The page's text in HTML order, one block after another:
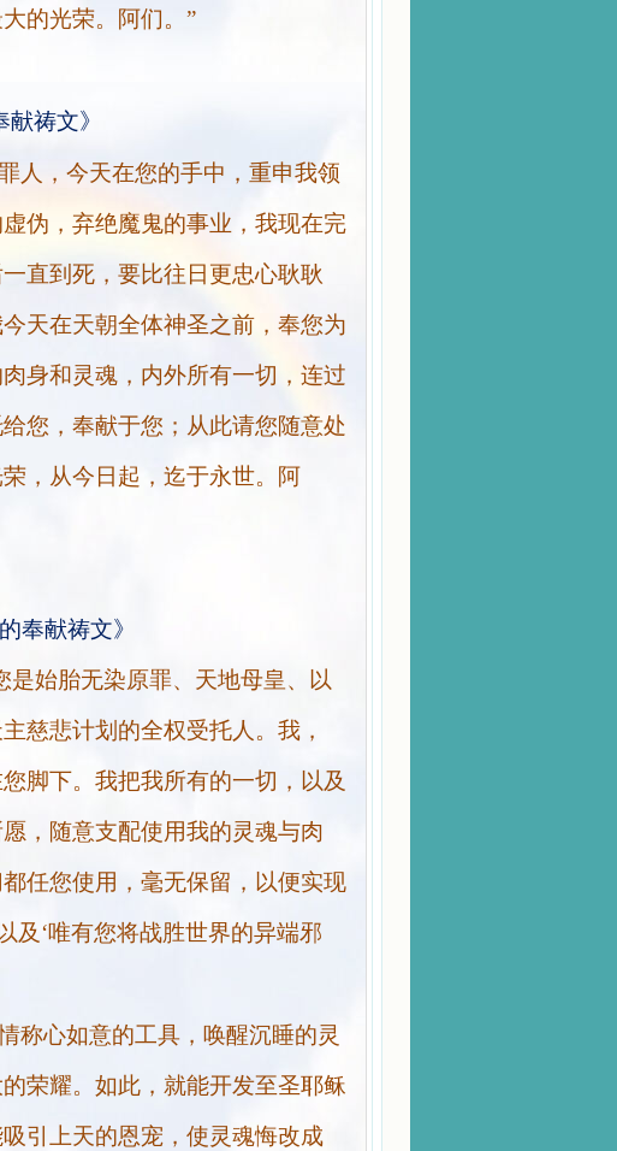
的光荣。阿们。”
祷文》
人，今天在您的手中，重申我领
伪，弃绝魔鬼的事业，我现在完
直到死，要比往日更忠心耿耿
天在天朝全体神圣之前，奉您为
身和灵魂，内外所有一切，连过
您，奉献于您；从此请您随意处
，从今日起，迄于永世。阿
奉献祷文》
是始胎无染原罪、天地母皇、以
慈悲计划的全权受托人。我，
脚下。我把我所有的一切，以及
，随意支配使用我的灵魂与肉
任您使用，毫无保留，以便实现
及‘唯有您将战胜世界的异端邪
称心如意的工具，唤醒沉睡的灵
荣耀。如此，就能开发至圣耶稣
引上天的恩宠，使灵魂悔改成